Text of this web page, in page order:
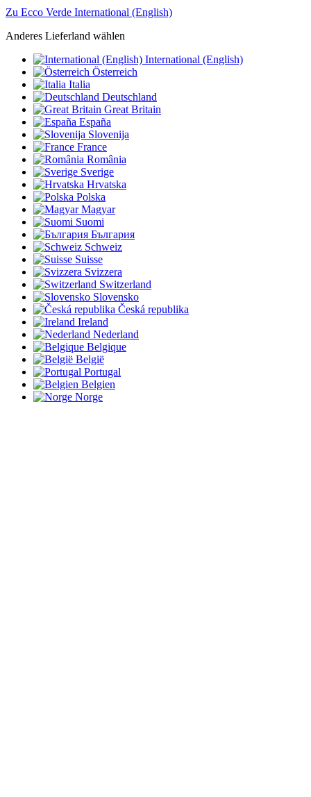
Zu Ecco Verde International (English)
Anderes Lieferland wählen
International (English)
Österreich
Italia
Deutschland
Great Britain
España
Slovenija
France
România
Sverige
Hrvatska
Polska
Magyar
Suomi
България
Schweiz
Suisse
Svizzera
Switzerland
Slovensko
Česká republika
Ireland
Nederland
Belgique
België
Portugal
Belgien
Norge